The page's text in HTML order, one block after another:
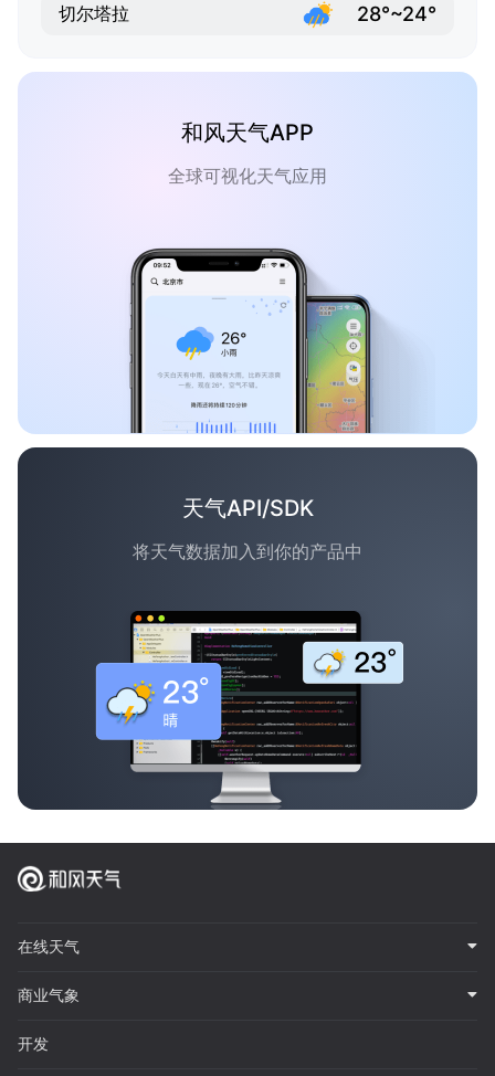
切尔塔拉 28°~24°
和风天气APP
全球可视化天气应用
天气API/SDK
将天气数据加入到你的产品中
在线天气
商业气象
开发